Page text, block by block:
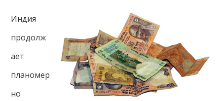
Индия
продолж
ает
планомер
но